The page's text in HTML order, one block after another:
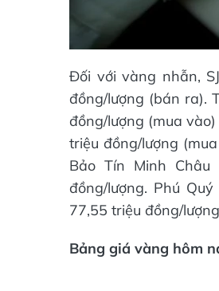
Đối với vàng nhẫn,
đồng/lượng (bán ra).
đồng/lượng (mua
triệu đồng/lượng
Bảo Tín Minh
đồng/lượng. Phú
77,55 triệu đồng/
Bảng giá vàng hôm